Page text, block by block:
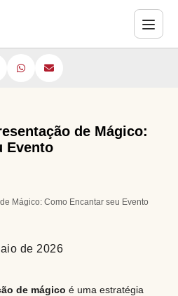
APRESENTAÇÃO DE MÁGICO:
de Mágico:
Evento
de 2026
de mágico é uma estratégia